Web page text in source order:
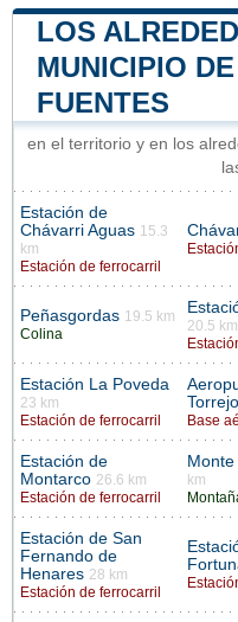
LOS
MUNICIPIO
FUENTES
en el territorio y en los
Estación de
Chávarri Aguas 15.3
km
Estación de ferrocarril
Peñasgordas 19.5 km
Colina
20.5 km
Estación La Poveda
23 km
Estación de ferrocarril
Base
Estación de
Montarco 26.6 km
Estación de ferrocarril
km
Estación de San
Fernando de
Henares 28 km
Estación de ferrocarril